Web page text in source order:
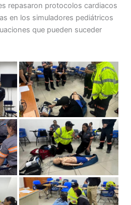
repasaron protocolos cardiacos
en los simuladores pediátricos
que pueden suceder